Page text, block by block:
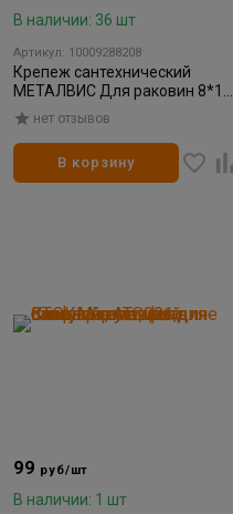
В наличии: 36 шт
Артикул: 10009288208
Крепеж сантехнический
МЕТАЛВИС Для раковин 8*120
мм нет отзывов
В корзину
99 руб/шт
В наличии: 1 шт